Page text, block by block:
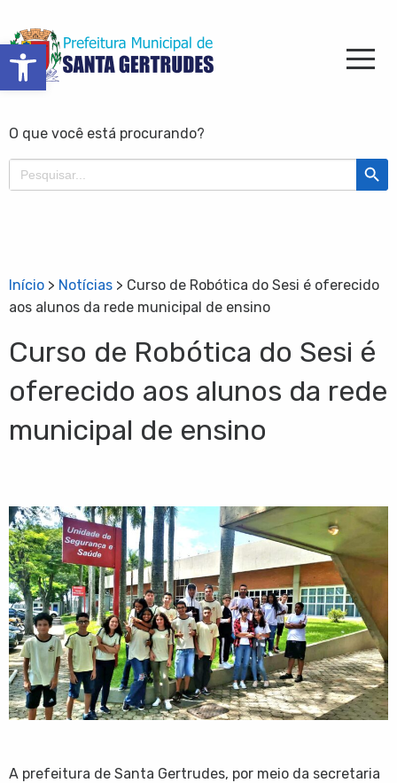
Barra de Ferramentas Aberta
O que você está procurando?
Search
for:
Search
Início > Notícias > Curso de Robótica do Sesi é oferecido
aos alunos da rede municipal de ensino
Curso de Robótica do Sesi é
oferecido aos alunos da rede
municipal de ensino
A prefeitura de Santa Gertrudes, por meio da secretaria